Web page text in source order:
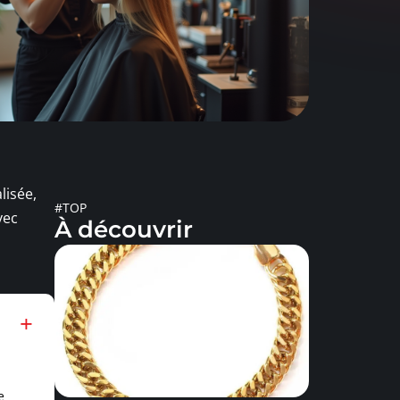
#TOP
À découvrir